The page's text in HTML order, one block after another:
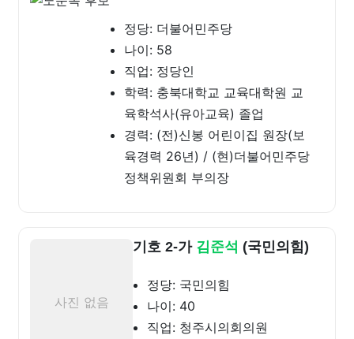
정당: 더불어민주당
나이: 58
직업: 정당인
학력: 충북대학교 교육대학원 교
육학석사(유아교육) 졸업
경력: (전)신봉 어린이집 원장(보
육경력 26년) / (현)더불어민주당
정책위원회 부의장
사진 없음
기호 2-가 김준석 (국민의힘)
정당: 국민의힘
나이: 40
직업: 청주시의회의원